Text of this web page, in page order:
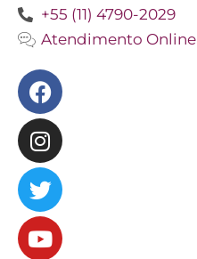
+55 (11) 4790-2029
Atendimento Online
Facebook
Instagram
Twitter
Youtube
Linkedin
Slideshare